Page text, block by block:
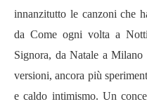
innanzitutto le canzoni che
da Come ogni volta a
Signora, da Natale a
versioni, ancora più
e caldo intimismo. Un